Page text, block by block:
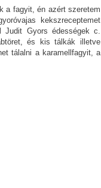
a fagyit, én azért szeretem
kekszreceptemet
Judit Gyors édességek c.
és kis tálkák illetve
tálalni a karamellfagyit, a